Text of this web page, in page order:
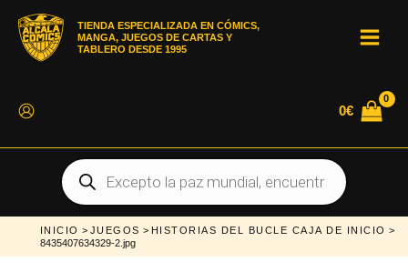
contenido
TIENDA ESPECIALIZADA EN CÓMICS,
MANGA, JUEGOS DE CARTAS Y
TABLERO DESDE 1995
0€
Búsqueda
de
productos
INICIO > JUEGOS > HISTORIAS DEL BUCLE CAJA DE INICIO >
8435407634329-2.jpg